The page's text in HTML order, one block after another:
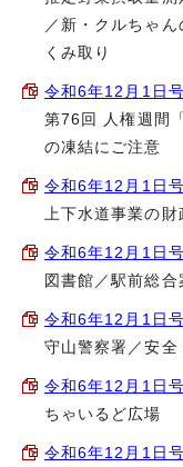
／新・クルちゃ
くみ取り
令和6年12月1日
第76回 人権週間
の凍結にご注意
令和6年12月1日
上下水道事業の財
令和6年12月1日
図書館／駅前総
令和6年12月1日
守山警察署／安
令和6年12月1日
ちゃいるど広場
令和6年12月1日